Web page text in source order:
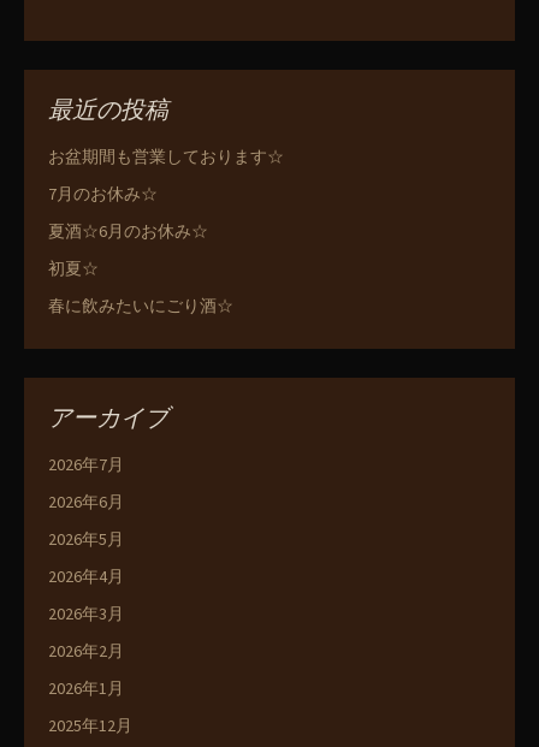
最近の投稿
お盆期間も営業しております☆
7月のお休み☆
夏酒☆6月のお休み☆
初夏☆
春に飲みたいにごり酒☆
アーカイブ
2026年7月
2026年6月
2026年5月
2026年4月
2026年3月
2026年2月
2026年1月
2025年12月